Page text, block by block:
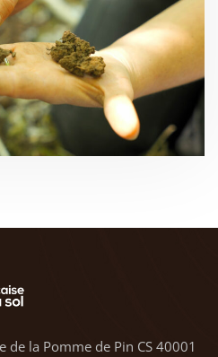
de la Pomme de Pin CS 40001